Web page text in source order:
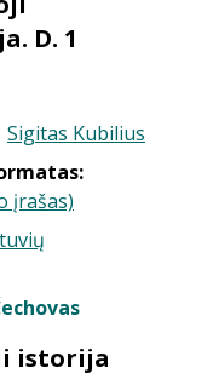
D. 1
Sigitas Kubilius
įrašas)
istorija